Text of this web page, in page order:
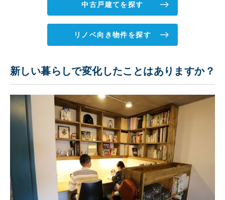
中古戸建てを探す
リノベ向き物件を探す
新しい暮らしで変化したことはありますか？